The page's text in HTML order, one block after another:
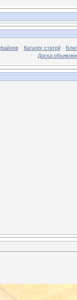
файлов Каталог статей
Блог
Доска